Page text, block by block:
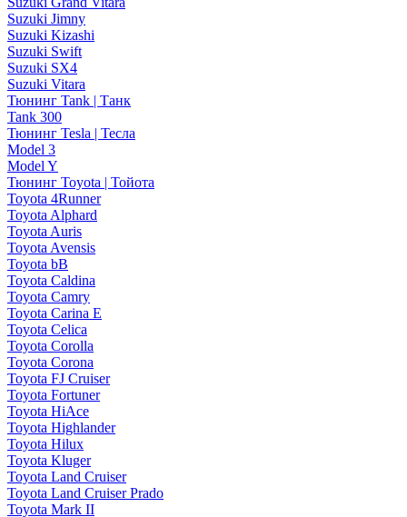
Suzuki Jimny
Suzuki Kizashi
Suzuki Swift
Suzuki SX4
Suzuki Vitara
Тюнинг Tank | Танк
Tank 300
Тюнинг Tesla | Тесла
Model 3
Model Y
Тюнинг Toyota | Тойота
Toyota 4Runner
Toyota Alphard
Toyota Auris
Toyota Avensis
Toyota bB
Toyota Caldina
Toyota Camry
Toyota Carina E
Toyota Celica
Toyota Corolla
Toyota Corona
Toyota FJ Cruiser
Toyota Fortuner
Toyota HiAce
Toyota Highlander
Toyota Hilux
Toyota Kluger
Toyota Land Cruiser
Toyota Land Cruiser Prado
Toyota Mark II